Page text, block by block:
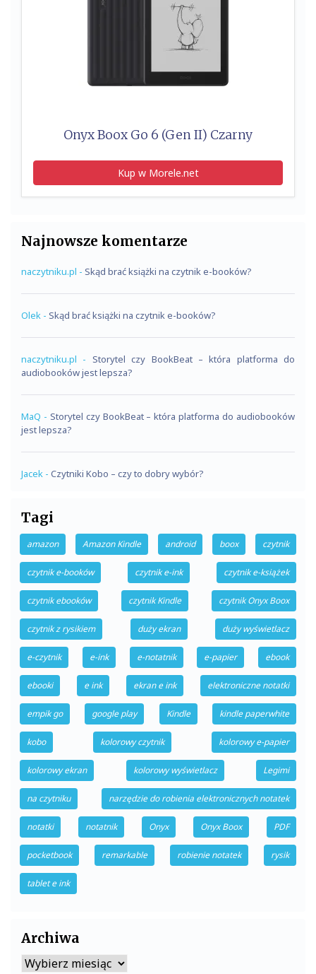
Onyx Boox Go 6 (Gen II) Czarny
Kup w Morele.net
Najnowsze komentarze
naczytniku.pl - Skąd brać książki na czytnik e-booków?
Olek - Skąd brać książki na czytnik e-booków?
naczytniku.pl - Storytel czy BookBeat – która platforma do
audiobooków jest lepsza?
MaQ - Storytel czy BookBeat – która platforma do audiobooków
jest lepsza?
Jacek - Czytniki Kobo – czy to dobry wybór?
Tagi
amazon Amazon Kindle android boox czytnik
czytnik e-booków czytnik e-ink czytnik e-książek
czytnik ebooków czytnik Kindle czytnik Onyx Boox
czytnik z rysikiem duży ekran duży wyświetlacz
e-czytnik e-ink e-notatnik e-papier ebook
ebooki e ink ekran e ink elektroniczne notatki
empik go google play Kindle kindle paperwhite
kobo kolorowy czytnik kolorowy e-papier
kolorowy ekran kolorowy wyświetlacz Legimi
na czytniku narzędzie do robienia elektronicznych notatek
notatki notatnik Onyx Onyx Boox PDF
pocketbook remarkable robienie notatek rysik
tablet e ink
Archiwa
Archiwa